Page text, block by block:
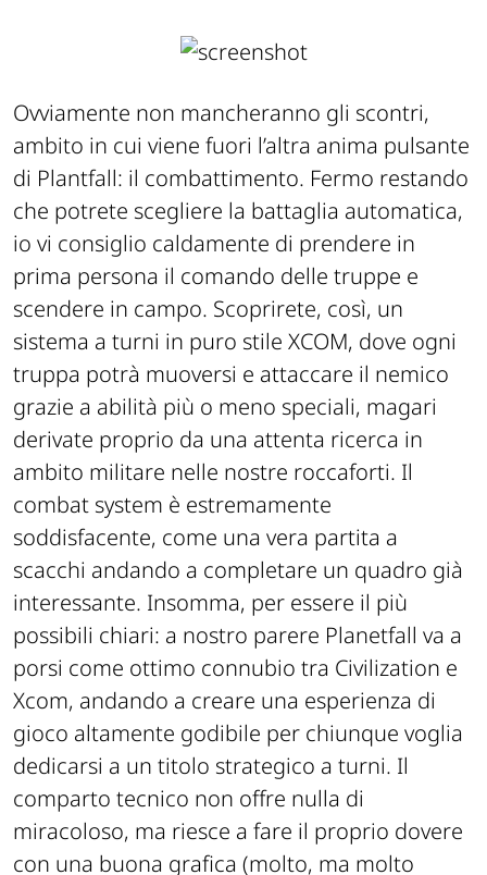
Ovviamente non mancheranno gli scontri,
ambito in cui viene fuori l’altra anima pulsante
di Plantfall: il combattimento. Fermo restando
che potrete scegliere la battaglia automatica,
io vi consiglio caldamente di prendere in
prima persona il comando delle truppe e
scendere in campo. Scoprirete, così, un
sistema a turni in puro stile XCOM, dove ogni
truppa potrà muoversi e attaccare il nemico
grazie a abilità più o meno speciali, magari
derivate proprio da una attenta ricerca in
ambito militare nelle nostre roccaforti. Il
combat system è estremamente
soddisfacente, come una vera partita a
scacchi andando a completare un quadro già
interessante. Insomma, per essere il più
possibili chiari: a nostro parere Planetfall va a
porsi come ottimo connubio tra Civilization e
Xcom, andando a creare una esperienza di
gioco altamente godibile per chiunque voglia
dedicarsi a un titolo strategico a turni. Il
comparto tecnico non offre nulla di
miracoloso, ma riesce a fare il proprio dovere
con una buona grafica (molto, ma molto